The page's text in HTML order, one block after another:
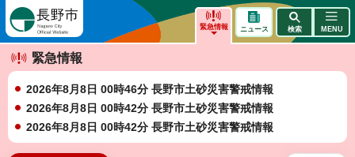
緊急情報
緊急情報
2026年8月8日 00時46分 長野市土砂災害警戒情報
2026年8月8日 00時42分 長野市土砂災害警戒情報
2026年8月8日 00時42分 長野市土砂災害警戒情報
ニュース 検索 MENU